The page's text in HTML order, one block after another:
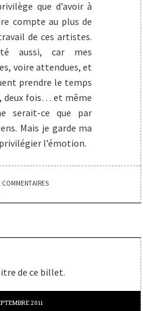
que d’avoir à
compte au plus de
de ces artistes.
aussi, car mes
voire attendues, et
prendre le temps
deux fois… et même
serait-ce que par
Mais je garde ma
l’émotion.
COMMENTAIRES
de ce billet.
2011